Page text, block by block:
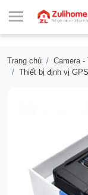
Trang chủ
Camera -
Thiết bị định vị